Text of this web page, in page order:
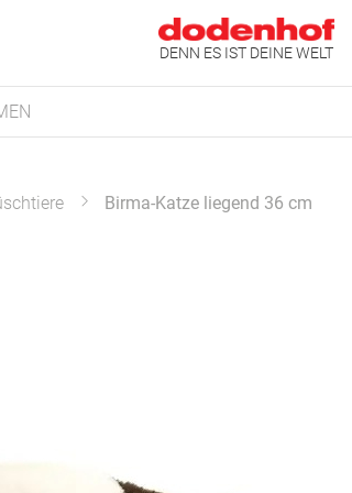
DENN ES IST DEINE WELT
Birma-Katze liegend 36 cm